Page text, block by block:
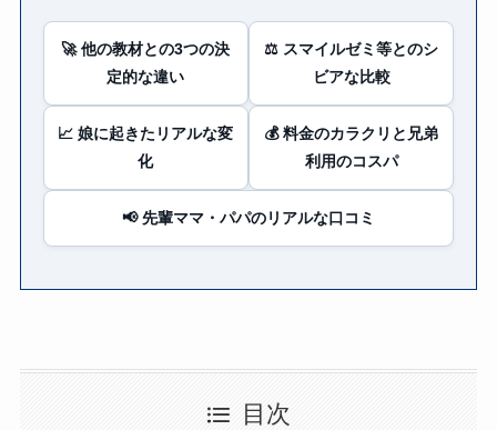
🚀 他の教材との3つの決
定的な違い
⚖️ スマイルゼミ等とのシ
ビアな比較
📈 娘に起きたリアルな変
化
💰 料金のカラクリと兄弟
利用のコスパ
📢 先輩ママ・パパのリアルな口コミ
目次